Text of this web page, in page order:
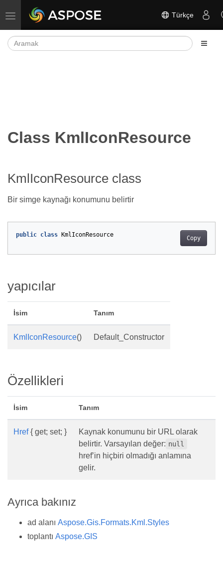
Gezinmeyi aç/kapat Türkçe
Class KmlIconResource
KmlIconResource class
Bir simge kaynağı konumunu belirtir
Copy
public class KmlIconResource
yapıcılar
İsim Tanım
KmlIconResource() Default_Constructor
Özellikleri
İsim Tanım
Href{ get; set; }
Kaynak konumunu bir URL olarak
belirtir. Varsayılan değer: null
href’in hiçbiri olmadığı anlamına
gelir.
Ayrıca bakınız
ad alanı Aspose.Gis.Formats.Kml.Styles
toplantı Aspose.GIS